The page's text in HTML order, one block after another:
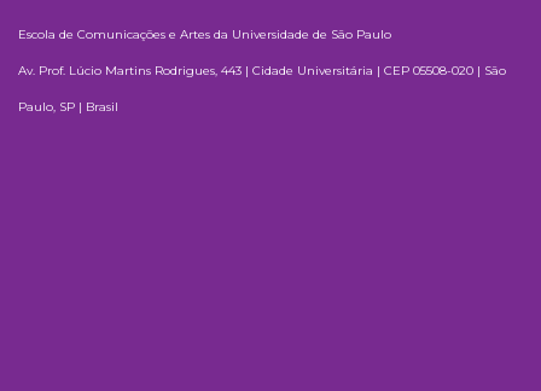
Escola de Comunicações e Artes da Universidade de São Paulo
Av. Prof. Lúcio Martins Rodrigues, 443 | Cidade Universitária | CEP 05508-020 | São
Paulo, SP | Brasil